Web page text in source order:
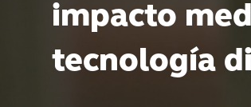
impacto
tecnología